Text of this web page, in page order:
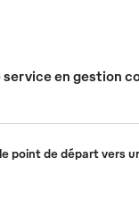
service en gestion
point de départ vers